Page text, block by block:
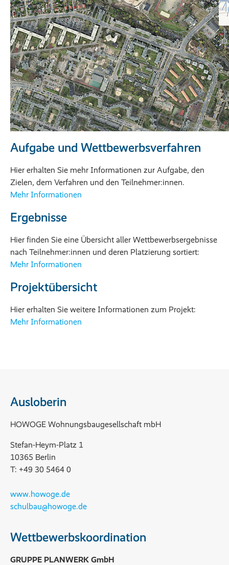
Aufgabe und Wettbewerbsverfahren
Hier erhalten Sie mehr Informationen zur Aufgabe, den
Zielen, dem Verfahren und den Teilnehmer:innen.
Mehr Informationen
Ergebnisse
Hier finden Sie eine Übersicht aller Wettbewerbsergebnisse
nach Teilnehmer:innen und deren Platzierung sortiert:
Mehr Informationen
Projektübersicht
Hier erhalten Sie weitere Informationen zum Projekt:
Mehr Informationen
Ausloberin
HOWOGE Wohnungsbaugesellschaft mbH
Stefan-Heym-Platz 1
10365 Berlin
T: +49 30 5464 0
www.howoge.de
schulbau@howoge.de
Wettbewerbskoordination
GRUPPE PLANWERK GmbH